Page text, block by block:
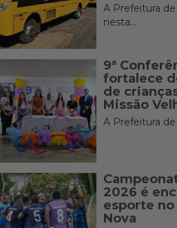
A Prefeitura de
nesta...
9ª
fortalece
de
Missão
A Prefeitura de
2026 é
esporte
Nova